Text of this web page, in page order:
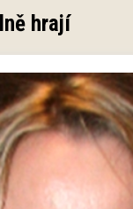
hrají